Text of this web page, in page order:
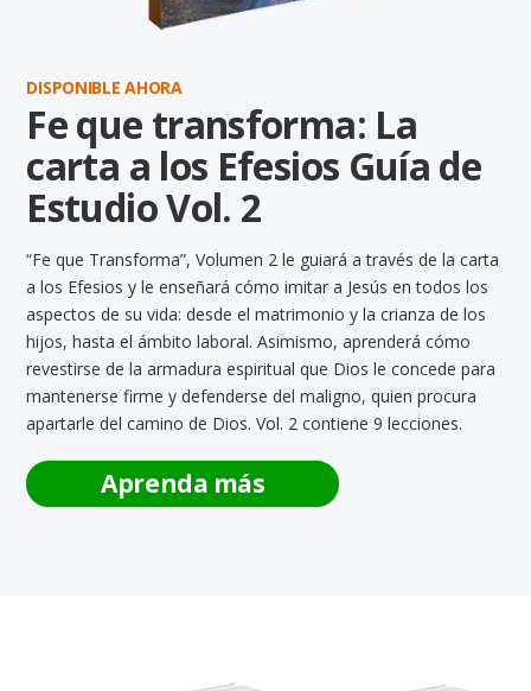
DISPONIBLE AHORA
Fe que transforma: La
carta a los Efesios Guía de
Estudio Vol. 2
“Fe que Transforma”, Volumen 2 le guiará a través de la carta
a los Efesios y le enseñará cómo imitar a Jesús en todos los
aspectos de su vida: desde el matrimonio y la crianza de los
hijos, hasta el ámbito laboral. Asimismo, aprenderá cómo
revestirse de la armadura espiritual que Dios le concede para
mantenerse firme y defenderse del maligno, quien procura
apartarle del camino de Dios. Vol. 2 contiene 9 lecciones.
Aprenda más